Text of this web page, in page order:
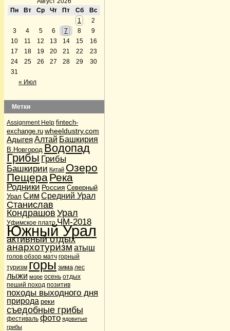
Серпиевский пещерный град
Firefox готовит конкурента Skype
(1)
GPS-треки с интернета
(1)
Альпинизм (5)
Байки Семена Воваблина(2)
Барахолка
Лыжи, сноуборды
Грибные места
Дары природы(36)
По грибы да по ягоды(32)
По грибы да по ягоды(1)
Рыбалка(2)
Дела семейные(2)
Дети в походе(36)
Дикие звери(1)
Карты и навигация(3)
Навигаторы GPS(2)
Кулинария(8)
Подножный корм(2)
Лыжи и сноуборды
Лыжи и сноуборды(1)
Мы(16048)
Наши питомцы(3)
Кошки(2)
Собаки(1)
Новости(21)
Поговорим о сайте(4)
Происшествия(5)
Терки (1)
Шутки и юмор(2)
Пешеходы (10)
Привал(5)
Фото- и видеосъемка(1)
Природа(112)
Водопады
Пн
Вт Ср Чт Пт Сб Вс
« Июл
1
2
3
4 5 6 7 8
9
10
11 12 13 14 15
16
17
18 19 20 21 22
23
24
25 26 27 28 29
30
31
Метки
Assignment Help fintech-
exchange.ru wheeldustry.com
Адыгея Алтай Башкирия
В.Новгород Водопад
Грибы Грибы
Башкирии Китай Озеро
ПещераРека
Родники Россия Северный
Урал Сим Средний Урал
Станислав
Кондрашов Урал
Уфимское плато ЧМ-2018
Южный Урал
активный отдых
анархотуризм атыш
голов обзор матч горный
туризм горы зима лес
лыжи море осень отдых
пеший поход позитив
походы выходного дня
природа реки
съедобные грибы
фестиваль фото ядовитые
грибы